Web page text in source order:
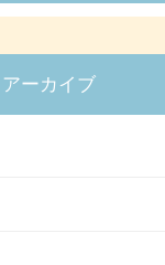
アーカイブ